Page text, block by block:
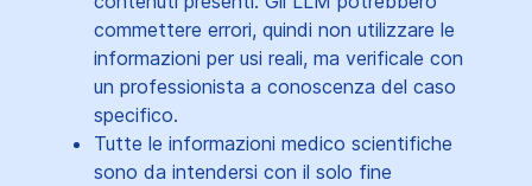
commettere errori, quindi non utilizzare le
informazioni per usi reali, ma verificale con
un professionista a conoscenza del caso
specifico.
Tutte le informazioni medico scientifiche
sono da intendersi con il solo fine